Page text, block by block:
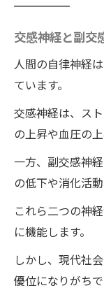
交感神経と副交
人間の自律神経
ています。
交感神経は、ス
の上昇や血圧の
一方、副交感神
の低下や消化活
これら二つの神
に機能します。
しかし、現代社
優位になりがちで